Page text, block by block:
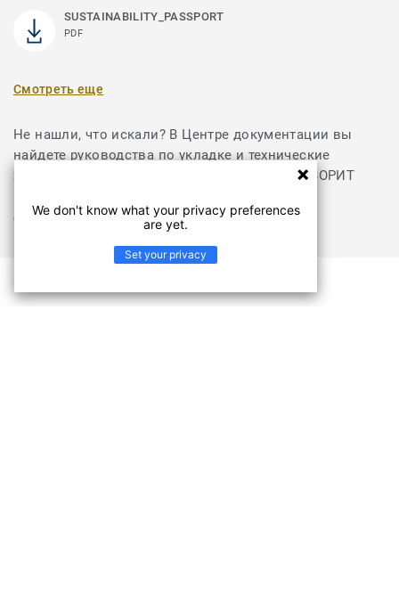
SUSTAINABILITY_PASSPORT
PDF
Смотреть еще
Не нашли, что искали? В Центре документации вы
найдете руководства по укладке и технические
характеристики продуктов из коллекции ФАВОРИТ
СКАЧАТЬ ДОКУМЕНТЫ
We don't know what your privacy preferences
are yet.
Set your privacy